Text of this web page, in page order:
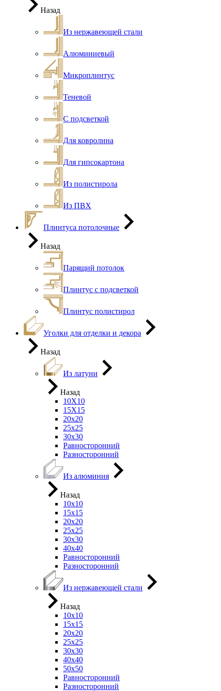
Назад
Из нержавеющей стали
Алюминиевый
Микроплинтус
Теневой
С подсветкой
Для ковролина
Для гипсокартона
Из полистирола
Из ПВХ
Плинтуса потолочные
Назад
Парящий потолок
Плинтус с подсветкой
Плинтус полистирол
Уголки для отделки и декора
Назад
Из латуни
Назад
10Х10
15Х15
20х20
25х25
30х30
Равносторонний
Разносторонний
Из алюминия
Назад
10х10
15х15
20х20
25х25
30х30
40х40
Равносторонний
Разносторонний
Из нержавеющей стали
Назад
10х10
15х15
20х20
25х25
30х30
40х40
50х50
Равносторонний
Разносторонний